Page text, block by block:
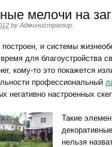
мелочи на
by Администратор
построен, и системы
для благоустройства
кому-то это покажется
профессиональный
негативно настроенных
Такие
нельзя